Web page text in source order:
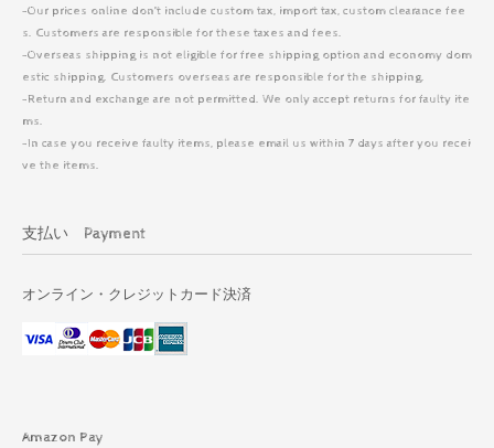
-Our prices online don’t include custom tax, import tax, custom clearance fee
s. Customers are responsible for these taxes and fees.
-Overseas shipping is not eligible for free shipping option and economy dom
estic shipping. Customers overseas are responsible for the shipping.
-Return and exchange are not permitted. We only accept returns for faulty ite
ms.
-In case you receive faulty items, please email us within 7 days after you recei
ve the items.
支払い Payment
オンライン・クレジットカード決済
Amazon Pay